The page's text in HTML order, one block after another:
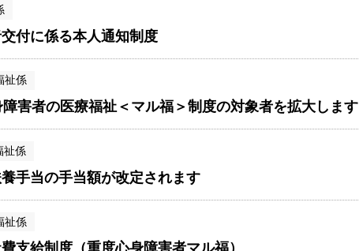
付に係る本人通知制度
祉係
害者の医療福祉＜マル福＞制度の対象者を拡大します
祉係
手当の手当額が改定されます
祉係